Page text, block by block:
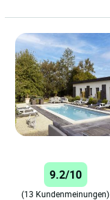
9.2/10
(13 Kundenmeinungen)